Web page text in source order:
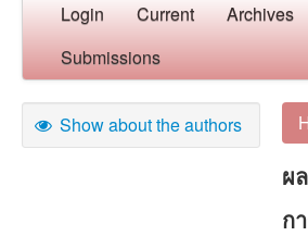
Login Current Archives
Submissions
Show about the authors
ผ
ก